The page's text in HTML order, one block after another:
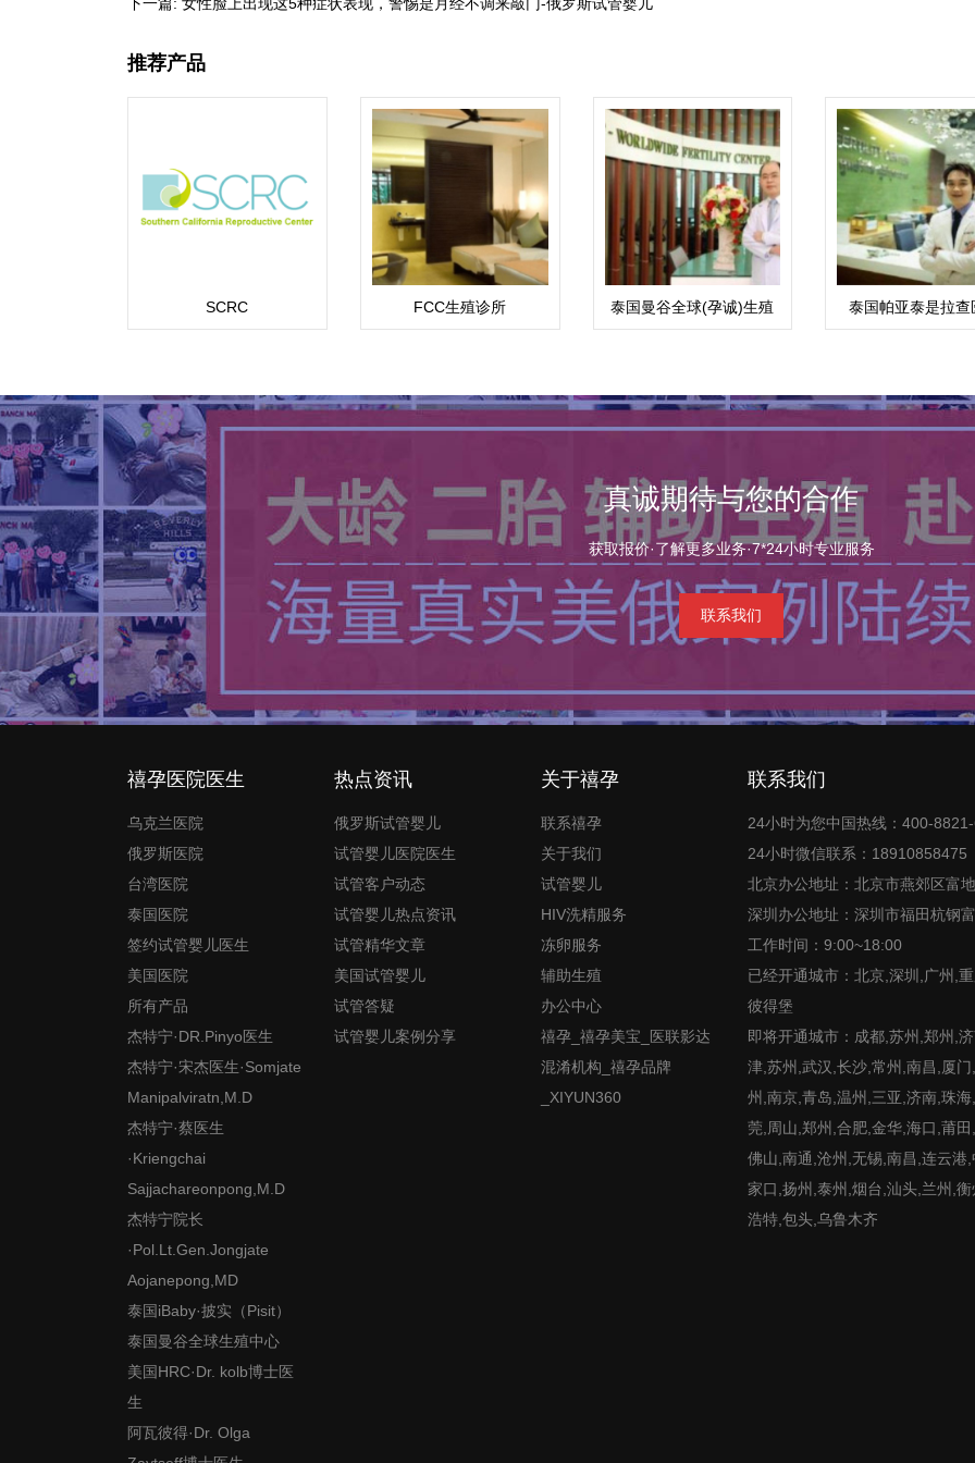
推荐产品
SCRC FCC生殖诊所
泰国曼谷全球(孕诚)生殖
中心
泰国帕亚泰是拉查
真诚期待与您的合作
获取报价·了解更多业务·7*24小时专业服务
联系我们
禧孕医院医生
乌克兰医院
俄罗斯医院
台湾医院
泰国医院
签约试管婴儿医生
美国医院
所有产品
杰特宁·DR.Pinyo医生
杰特宁·宋杰医生·Somjate
Manipalviratn,M.D
杰特宁·蔡医生
·Kriengchai
Sajjachareonpong,M.D
杰特宁院长
·Pol.Lt.Gen.Jongjate
Aojanepong,MD
泰国iBaby·披实（Pisit）
泰国曼谷全球生殖中心
美国HRC·Dr. kolb博士医
生
阿瓦彼得·Dr. Olga
热点资讯
俄罗斯试管婴儿
试管婴儿医院医生
试管客户动态
试管婴儿热点资讯
试管精华文章
美国试管婴儿
试管答疑
试管婴儿案例分享
关于禧孕
联系禧孕
关于我们
试管婴儿
HIV洗精服务
冻卵服务
辅助生殖
办公中心
禧孕_禧孕美宝_医联影达
混淆机构_禧孕品牌
_XIYUN360
联系我们
24小时为您中国热线：400-
24小时微信联系：18910858475
北京办公地址：北京市燕郊区富
深圳办公地址：深圳市福田杭钢
工作时间：9:00~18:00
已经开通城市：北京,深圳,广州,
彼得堡
即将开通城市：成都,苏州,郑州,
津,苏州,武汉,长沙,常州,南昌,厦
州,南京,青岛,温州,三亚,济南,珠
莞,周山,郑州,合肥,金华,海口,莆
佛山,南通,沧州,无锡,南昌,连云港
家口,扬州,泰州,烟台,汕头,兰州,
浩特,包头,乌鲁木齐